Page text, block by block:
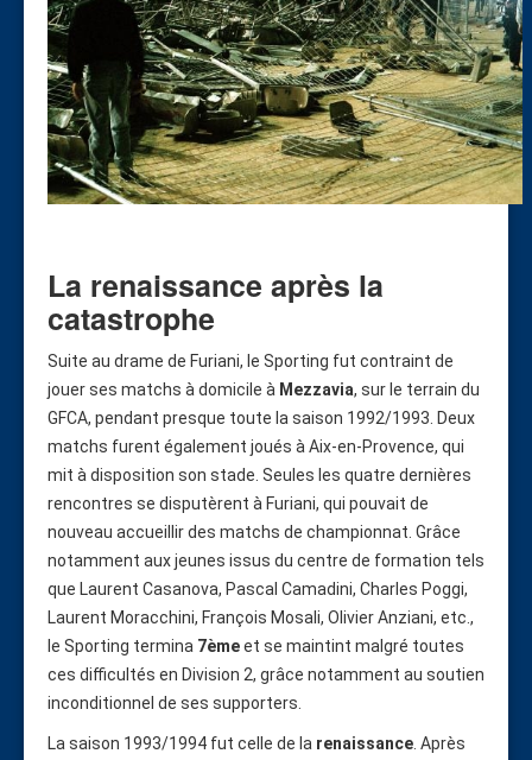
La renaissance après la
catastrophe
Suite au drame de Furiani, le Sporting fut contraint de
jouer ses matchs à domicile à Mezzavia, sur le terrain du
GFCA, pendant presque toute la saison 1992/1993. Deux
matchs furent également joués à Aix-en-Provence, qui
mit à disposition son stade. Seules les quatre dernières
rencontres se disputèrent à Furiani, qui pouvait de
nouveau accueillir des matchs de championnat. Grâce
notamment aux jeunes issus du centre de formation tels
que Laurent Casanova, Pascal Camadini, Charles Poggi,
Laurent Moracchini, François Mosali, Olivier Anziani, etc.,
le Sporting termina 7èmeet se maintint malgré toutes
ces difficultés en Division 2, grâce notamment au soutien
inconditionnel de ses supporters.
La saison 1993/1994 fut celle de la renaissance . Après